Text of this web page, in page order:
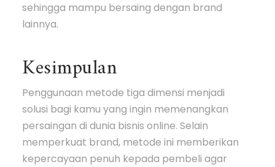
sehingga mampu bersaing dengan brand
lainnya.
Kesimpulan
Penggunaan metode tiga dimensi menjadi
solusi bagi kamu yang ingin memenangkan
persaingan di dunia bisnis online. Selain
memperkuat brand, metode ini memberikan
kepercayaan penuh kepada pembeli agar